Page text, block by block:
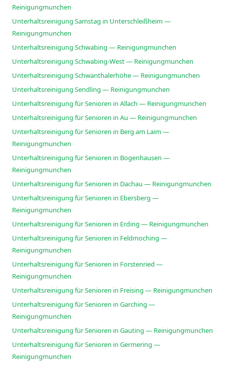
Reinigungmunchen
Unterhaltsreinigung Samstag in Unterschleißheim —
Reinigungmunchen
Unterhaltsreinigung Schwabing — Reinigungmunchen
Unterhaltsreinigung Schwabing-West — Reinigungmunchen
Unterhaltsreinigung Schwanthalerhöhe — Reinigungmunchen
Unterhaltsreinigung Sendling — Reinigungmunchen
Unterhaltsreinigung für Senioren in Allach — Reinigungmunchen
Unterhaltsreinigung für Senioren in Au — Reinigungmunchen
Unterhaltsreinigung für Senioren in Berg am Laim —
Reinigungmunchen
Unterhaltsreinigung für Senioren in Bogenhausen —
Reinigungmunchen
Unterhaltsreinigung für Senioren in Dachau — Reinigungmunchen
Unterhaltsreinigung für Senioren in Ebersberg —
Reinigungmunchen
Unterhaltsreinigung für Senioren in Erding — Reinigungmunchen
Unterhaltsreinigung für Senioren in Feldmoching —
Reinigungmunchen
Unterhaltsreinigung für Senioren in Forstenried —
Reinigungmunchen
Unterhaltsreinigung für Senioren in Freising — Reinigungmunchen
Unterhaltsreinigung für Senioren in Garching —
Reinigungmunchen
Unterhaltsreinigung für Senioren in Gauting — Reinigungmunchen
Unterhaltsreinigung für Senioren in Germering —
Reinigungmunchen